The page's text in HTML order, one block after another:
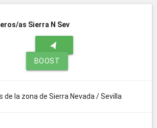
as Sierra N Sev
navigation
BOOST
de la zona de Sierra Nevada / Sevilla